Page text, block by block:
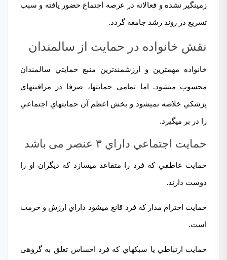
زمینگیر نشده و فعالانه در عرصه اجتماع حضور یافته و سبب
تسریع در روند رشد جامعه گردد.
نقش خانواده در حمایت از سالمندان
خانواده مھمترین و ارزشمندترین منبع حمایتي سالمندان
محسوب ميشود. اما تمامي حمایتها، صرفا در مراقبتهاي
پزشكي خلاصه نميشود و بخش اعظم آن حمایتهاي اجتماعي
را در بر ميگیرد.
حمایت اجتماعي داراي ۳ عنصر می باشد
حمایت عاطفي كه فرد را متقاعد ميسازد كه دیگران او را
دوست دارند.
حمایت احترام مدار که فرد قانع ميشود داراي ارزش و حرمت
است.
حمایت ارتباطي یا سبكهاي كه فرد احساس تعلق به گروهی